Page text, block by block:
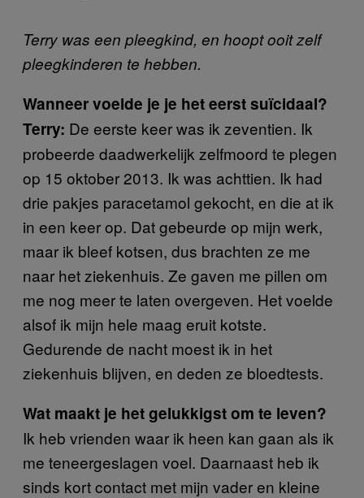
Terry was een pleegkind, en hoopt ooit zelf
pleegkinderen te hebben.
Wanneer voelde je je het eerst suïcidaal?
Terry: De eerste keer was ik zeventien. Ik
probeerde daadwerkelijk zelfmoord te plegen
op 15 oktober 2013. Ik was achttien. Ik had
drie pakjes paracetamol gekocht, en die at ik
in een keer op. Dat gebeurde op mijn werk,
maar ik bleef kotsen, dus brachten ze me
naar het ziekenhuis. Ze gaven me pillen om
me nog meer te laten overgeven. Het voelde
alsof ik mijn hele maag eruit kotste.
Gedurende de nacht moest ik in het
ziekenhuis blijven, en deden ze bloedtests.
Wat maakt je het gelukkigst om te leven?
Ik heb vrienden waar ik heen kan gaan als ik
me teneergeslagen voel. Daarnaast heb ik
sinds kort contact met mijn vader en kleine